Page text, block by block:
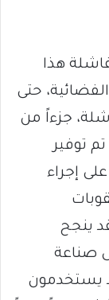
هذا
حتى
جزءاً من
توفير
إجراء
ينجح
صناعة
يستخدمون